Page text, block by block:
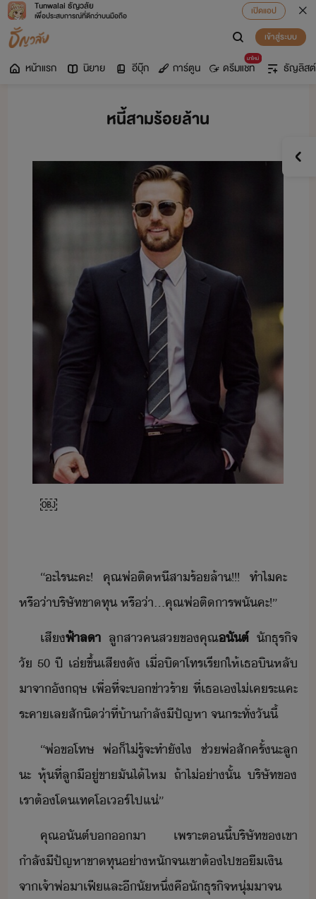
Tunwalai ธัญวลัย
เพื่อประสบการณ์ที่ดีกว่าบนมือถือ
เปิดแอป
เข้าสู่ระบบ
หน้าแรก นิยาย อีบุ๊ก การ์ตูน
มาใหม่
ดรีมแชท ธัญลิสต์
หนี้สามร้อยล้าน
￼
“​ะไร​ะคะ​!​ ​คุณพ่​ติ​หี​สา​ร้​ล้า​!​!​!​ ​ทำไ​คะ​ ​
หรื่า​ริษัท​ขาทุ​ ​หรื่า​...​คุณพ่​ติ​ารพั​คะ​!​”
เสี​​ฟ้า​ลา​​ ​ลูสา​คส​ข​คุณ​​ัต์​​ ​ัธุริจ​
ั​ ​50​ ​ปี​ ​เ่​ขึ้เสี​ั​ ​เื่​ิา​โทร​เรี​ให้​เธ​ิ​หลั​
าจา​ัฤษ​ ​เพื่ที่จะ​ข่า​ร้า​ ​ที่​เธ​เ​ไ่เค​ระแคะ
ระคา​เล​สัิ​่าที่​้า​ำลั​ีปัญหา​ ​จระทั่​ัี้
“​พ่​ขโทษ​ ​พ่​็​ไ่รู้​จะ​ทำ​ัไ​ ​ช่​พ่​สัครั้​ะ​ลู​
ะ​ ​หุ้​ที่​ลู​ีู่​ขา​ั​ไ้​ไห​ ​ถ้า​ไ่่าั้​ ​ริษัท​ข​
เรา​ต้​โ​เทค​โเร์​ไป​แ่​”
คุณ​ัต์​​​า​ ​เพราะ​ตี้​ริษัท​ข​เขา​
ำลั​ีปัญหา​ขาทุ​่าหั​จ​เขา​ต้​ไป​ขื​เิ​
จา​เจ้าพ่​าเฟี​และ​ีัหึ่​คื​ัธุริจ​หุ่​า​จ​